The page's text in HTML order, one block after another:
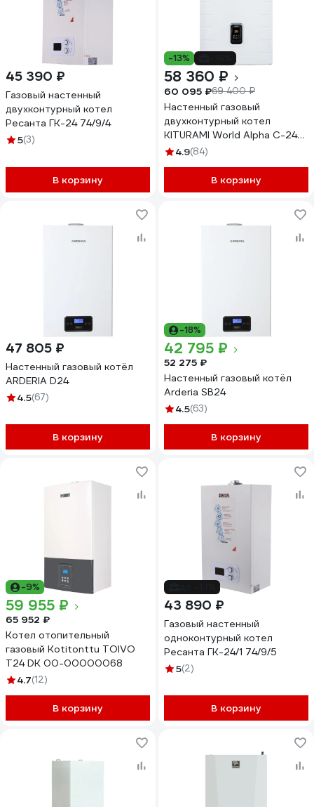
45 390 ₽
Газовый настенный
двухконтурный котел
Ресанта ГК-24 74/9/4
5(3)
В корзину
-13%
58 360 ₽
60 095 ₽69 400 ₽
Настенный газовый
двухконтурный котел
KITURAMI World Alpha C-24
A21E220271
4.9(84)
В корзину
47 805 ₽
Настенный газовый котёл
ARDERIA D24
4.5(67)
В корзину
-18%
42 795 ₽
52 275 ₽
Настенный газовый котёл
Arderia SB24
4.5(63)
В корзину
-9%
59 955 ₽
65 952 ₽
Котел отопительный
газовый Kotitonttu TOIVO
T24 DK 00-00000068
4.7(12)
В корзину
43 890 ₽
Газовый настенный
одноконтурный котел
Ресанта ГК-24/1 74/9/5
5(2)
В корзину